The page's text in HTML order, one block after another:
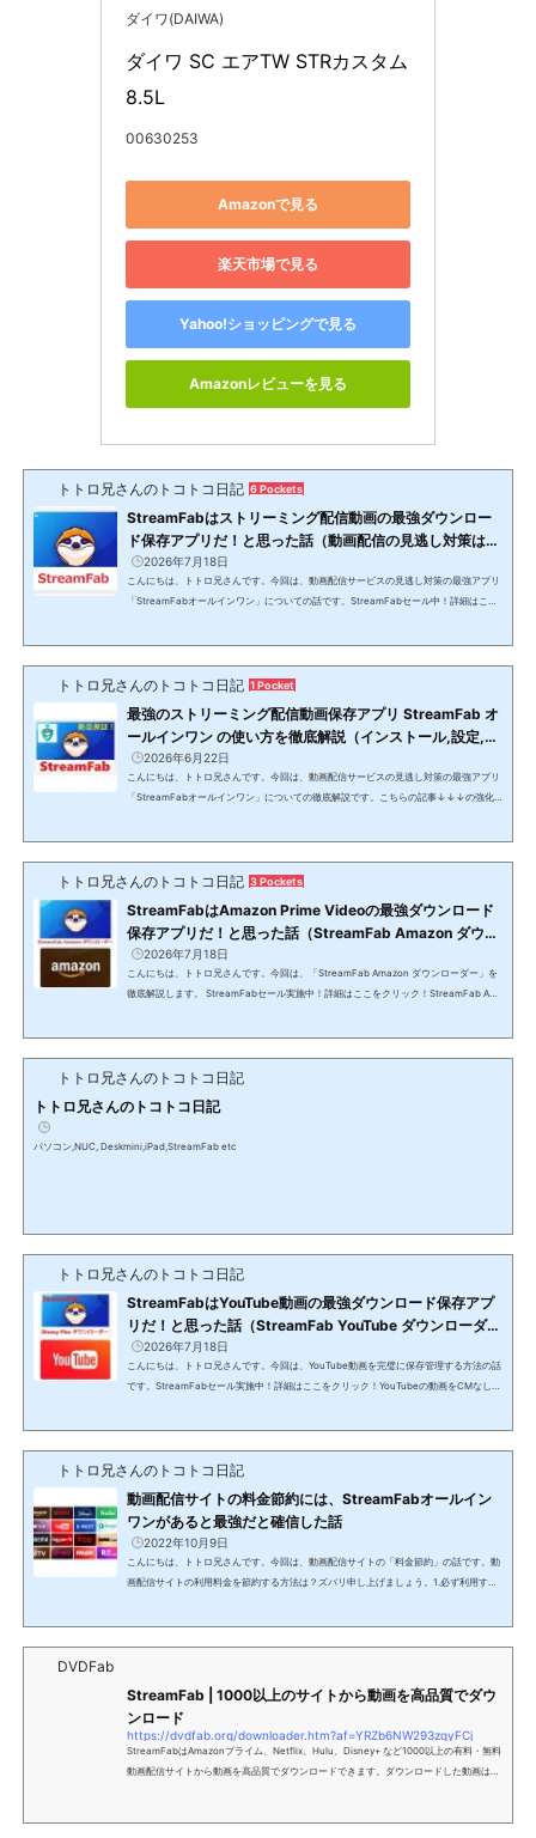
ダイワ(DAIWA)
ダイワ SC エアTW STRカスタム
8.5L
00630253
Amazonで見る
楽天市場で見る
Yahoo!ショッピングで見る
Amazonレビューを見る
トトロ兄さんのトコトコ日記 6 Pockets
StreamFabはストリーミング配信動画の最強ダウンロー
ド保存アプリだ！と思った話（動画配信の見逃し対策は、
StreamFabオールインワンで完璧だ！・StreamFab7
版）
2026年7月18日
こんにちは、トトロ兄さんです。今回は、動画配信サービスの見逃し対策の最強アプリ
「StreamFabオールインワン」についての話です。StreamFabセール中！詳細はここ
ちろん、録画し忘れた時や見逃した時は、「TVer」で楽しんでいます。「Amazon」で
トトロ兄さんのトコトコ日記 1 Pocket
最強のストリーミング配信動画保存アプリ StreamFab オ
ールインワン の使い方を徹底解説（インストール,設定,ダ
ウンロード,購入,返金,失敗,制限,ギフト券,サポート,違
法？など）StreamFab7版
2026年6月22日
こんにちは、トトロ兄さんです。今回は、動画配信サービスの見逃し対策の最強アプリ
「StreamFabオールインワン」についての徹底解説です。こちらの記事↓↓↓の強化
か？私は、テレビに出演する好きな芸能人の番組は、録画をしてチェックをして楽しん
トトロ兄さんのトコトコ日記 3 Pockets
StreamFabはAmazon Prime Videoの最強ダウンロード
保存アプリだ！と思った話（StreamFab Amazon ダウン
ローダー の使い方を徹底解説！）
2026年7月18日
こんにちは、トトロ兄さんです。今回は、「StreamFab Amazon ダウンローダー」を
徹底解説します。 StreamFabセール実施中！詳細はここをクリック！StreamFab Am
ローダー」というアプリを使ってパソコンにダウンロード保存した動画は、Prime会員
トトロ兄さんのトコトコ日記
トトロ兄さんのトコトコ日記
パソコン,NUC, Deskmini,iPad,StreamFab etc
トトロ兄さんのトコトコ日記
StreamFabはYouTube動画の最強ダウンロード保存アプ
リだ！と思った話（StreamFab YouTube ダウンローダー
の使い方を徹底解説！TVerもOK！）
2026年7月18日
こんにちは、トトロ兄さんです。今回は、YouTube動画を完璧に保存管理する方法の話
です。StreamFabセール実施中！詳細はここをクリック！YouTubeの動画をCMなしで
紹介する「StreamFab YouTube ダウンローダー」というダウンロードソフトです。動
トトロ兄さんのトコトコ日記
動画配信サイトの料金節約には、StreamFabオールイン
ワンがあると最強だと確信した話
2022年10月9日
こんにちは、トトロ兄さんです。今回は、動画配信サイトの「料金節約」の話です。動
画配信サイトの利用料金を節約する方法は？ズバリ申し上げましょう。1.必ず利用する
DVDFab
StreamFab | 1000以上のサイトから動画を高品質でダウ
ンロード
https://dvdfab.org/downloader.htm?af=YRZb6NW293zqyFCj
StreamFabはAmazonプライム、Netflix、Hulu、Disney+ など1000以上の有料・無料
動画配信サイトから動画を高品質でダウンロードできます。ダウンロードした動画はM